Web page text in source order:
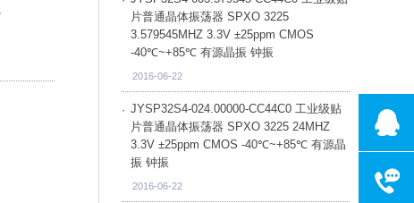
片普通晶体振荡器 SPXO 3225
3.579545MHZ 3.3V ±25ppm CMOS
-40℃~+85℃ 有源晶振 钟振
2016-06-22
JYSP32S4-024.00000-CC44C0 工业级贴
片普通晶体振荡器 SPXO 3225 24MHZ
3.3V ±25ppm CMOS -40℃~+85℃ 有源晶
振 钟振
2016-06-22
客服电话
工作时间: